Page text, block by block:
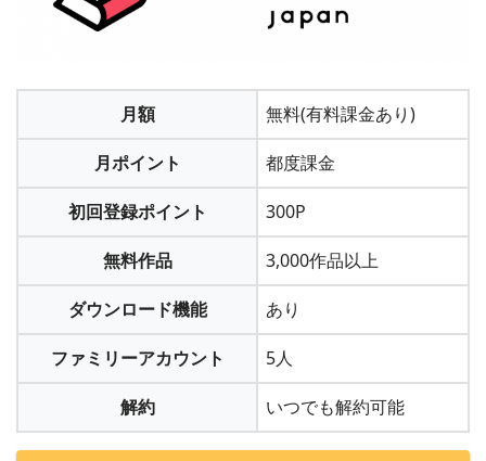
月額コース登録もしくはポイントを購入する
「月額コース登録」ならクレジット決済かキャリア決済。
「ポイントを購入」ならそれに加えて「楽天ペイ」
「WebMoney」「LINE Pay」「Apple Pay」「Amazon Pay」
「atone(翌月コンビニ払い)」も利用できます。
月額 無料(有料課金あり)
月ポイント 都度課金
初回登録ポイント 300P
無料作品 3,000作品以上
ダウンロード機能 あり
ファミリーアカウント 5人
解約 いつでも解約可能